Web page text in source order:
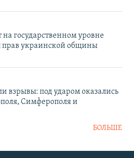
государственном уровне
прав украинской общины
взрывы: под ударом оказались
Симферополя и
БОЛЬШЕ